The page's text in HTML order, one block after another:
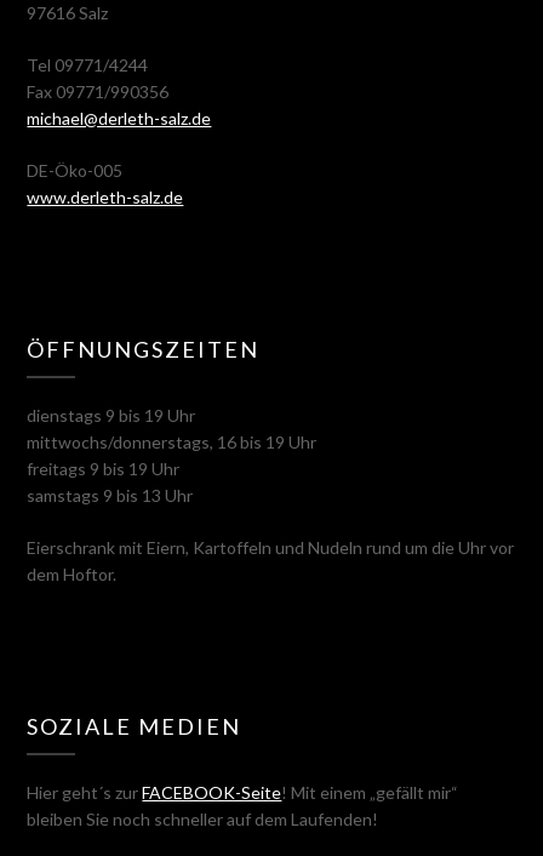
97616 Salz
Tel 09771/4244
Fax 09771/990356
michael@derleth-salz.de
DE-Öko-005
www.derleth-salz.de
ÖFFNUNGSZEITEN
dienstags 9 bis 19 Uhr
mittwochs/donnerstags, 16 bis 19 Uhr
freitags 9 bis 19 Uhr
samstags 9 bis 13 Uhr
Eierschrank mit Eiern, Kartoffeln und Nudeln rund um die Uhr vor
dem Hoftor.
SOZIALE MEDIEN
Hier geht´s zurFACEBOOK-Seite! Mit einem „gefällt mir“
bleiben Sie noch schneller auf dem Laufenden!